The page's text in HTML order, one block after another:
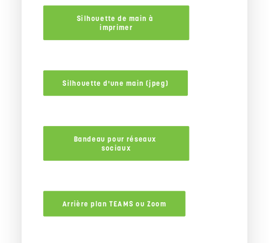
Silhouette de main à
imprimer
Silhouette d'une main (jpeg)
Bandeau pour réseaux
sociaux
Arrière plan TEAMS ou Zoom